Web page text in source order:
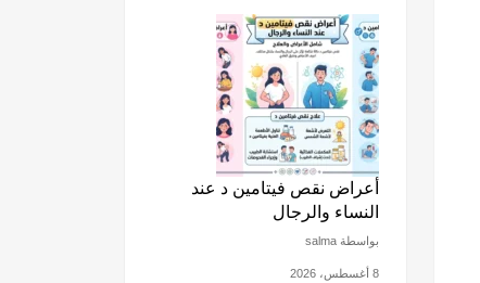
أعراض نقص فيتامين د عند
النساء والرجال
بواسطة salma
8 أغسطس، 2026